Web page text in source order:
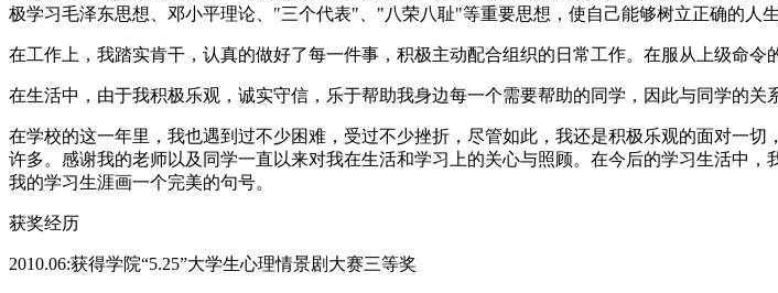
极学习毛泽东思想、邓小平理论、"三个代表"、"八荣八耻"等重要思想，使自己能够树立正确的人
在工作上，我踏实肯干，认真的做好了每一件事，积极主动配合组织的日常工作。在服从上级命令
在生活中，由于我积极乐观，诚实守信，乐于帮助我身边每一个需要帮助的同学，因此与同学的关
在学校的这一年里，我也遇到过不少困难，受过不少挫折，尽管如此，我还是积极乐观的面对一
许多。感谢我的老师以及同学一直以来对我在生活和学习上的关心与照顾。在今后的学习生活中
我的学习生涯画一个完美的句号。
获奖经历
2010.06:获得学院“5.25”大学生心理情景剧大赛三等奖